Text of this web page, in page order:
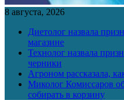
8 августа, 2026
Диетолог назвала
магазине
Технолог назвала
черники
Агроном рассказала,
Миколог Комиссаров
собирать в корзину